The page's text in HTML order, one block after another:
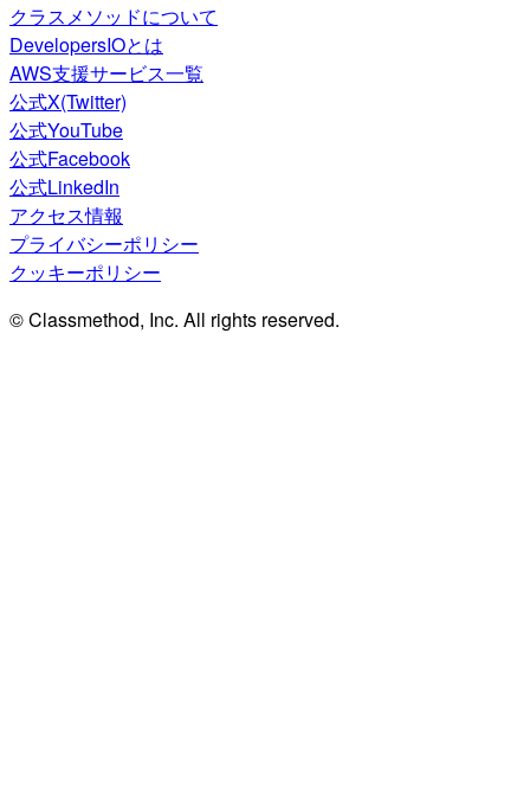
クラスメソッドについて
DevelopersIOとは
AWS支援サービス一覧
公式X(Twitter)
公式YouTube
公式Facebook
公式LinkedIn
アクセス情報
プライバシーポリシー
クッキーポリシー
© Classmethod, Inc. All rights reserved.